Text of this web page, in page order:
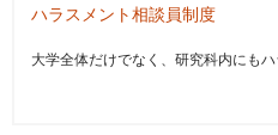
ハラスメント相談員制度
大学全体だけでなく、研究科内にも